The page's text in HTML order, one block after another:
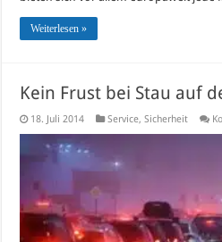
Weiterlesen »
Kein Frust bei Stau auf
18. Juli 2014 Service,Sicherheit